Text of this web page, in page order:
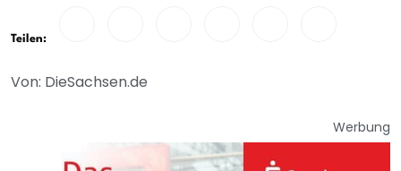
Teilen:
Von: DieSachsen.de
Werbung